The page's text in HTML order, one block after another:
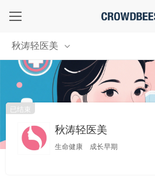
秋涛轻医美
项目介绍
秋涛轻医美
生命健康 成长早期
已结束